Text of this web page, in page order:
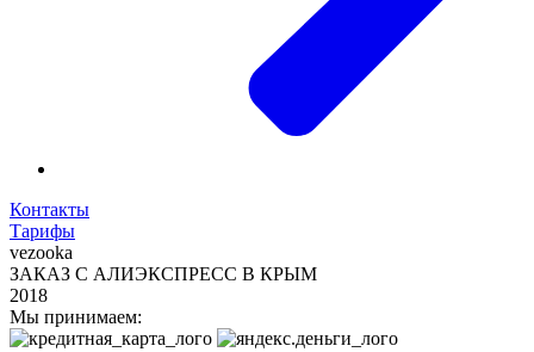
Контакты
Тарифы
vezooka
ЗАКАЗ С АЛИЭКСПРЕСС В КРЫМ
2018
Мы принимаем: